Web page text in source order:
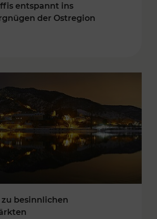
entspannt ins
der Ostregion
besinnlichen